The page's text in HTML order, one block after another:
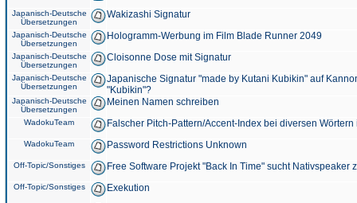
Japanisch-Deutsche
Übersetzungen
Wakizashi Signatur
Japanisch-Deutsche
Übersetzungen
Hologramm-Werbung im Film Blade Runner 2049
Japanisch-Deutsche
Übersetzungen
Cloisonne Dose mit Signatur
Japanisch-Deutsche
Übersetzungen
Japanische Signatur "made by Kutani Kubikin" auf
"Kubikin"?
Japanisch-Deutsche
Übersetzungen
Meinen Namen schreiben
WadokuTeam Falscher Pitch-Pattern/Accent-Index bei diversen
WadokuTeam Password Restrictions Unknown
Off-Topic/Sonstiges Free Software Projekt "Back In Time" sucht Nativspeaker
Off-Topic/Sonstiges Exekution